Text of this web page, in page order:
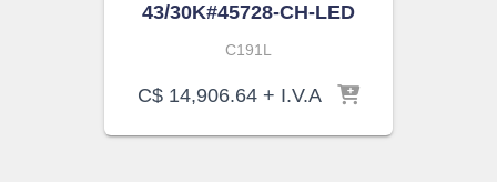
43/30K#45728-CH-LED
C191L
C$ 14,906.64 + I.V.A